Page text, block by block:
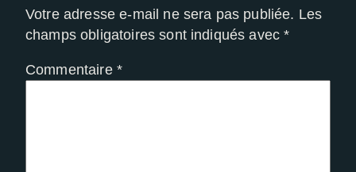
Votre adresse e-mail ne sera pas publiée. Les
champs obligatoires sont indiqués avec*
Commentaire *